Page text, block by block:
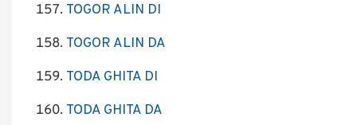
TOGOR ALIN DI
TOGOR ALIN DA
TODA GHITA DI
TODA GHITA DA